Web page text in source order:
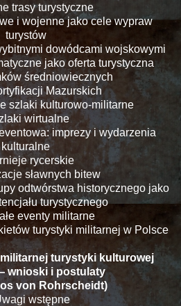
trasy turystyczne
i wojenne jako cele wypraw
turystów
dowódcami wojskowymi
jako oferta turystyczna
średniowiecznych
Mazurskich
szlaki kulturowo-militarne
wirtualne
imprezy i wydarzenia
kulturalne
rycerskie
sławnych bitew
odtwórstwa historycznego jako
turystycznego
eventy militarne
turystyki militarnej w Polsce
militarnej turystyki kulturowej
wnioski i postulaty
von Rohrscheidt)
wstępne